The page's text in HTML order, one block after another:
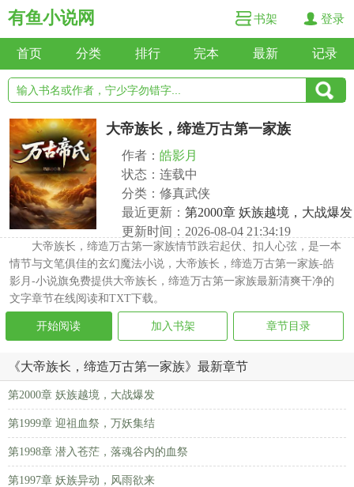
有鱼小说网 书架 登录
首页 分类 排行 完本 最新 记录
大帝族长，缔造万古第一家族
作者： 皓影月
状态：连载中
分类：修真武侠
最近更新： 第2000章 妖族越境，大战爆发
更新时间：2026-08-04 21:34:19
大帝族长，缔造万古第一家族情节跌宕起伏、扣人心弦，是一本
情节与文笔俱佳的玄幻魔法小说，大帝族长，缔造万古第一家族-皓
影月-小说旗免费提供大帝族长，缔造万古第一家族最新清爽干净的
文字章节在线阅读和TXT下载。
开始阅读 加入书架 章节目录
《大帝族长，缔造万古第一家族》最新章节
第2000章 妖族越境，大战爆发
第1999章 迎祖血祭，万妖集结
第1998章 潜入苍茫，落魂谷内的血祭
第1997章 妖族异动，风雨欲来